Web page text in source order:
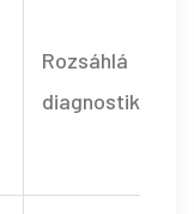
Rozsáhlá
diagnostika